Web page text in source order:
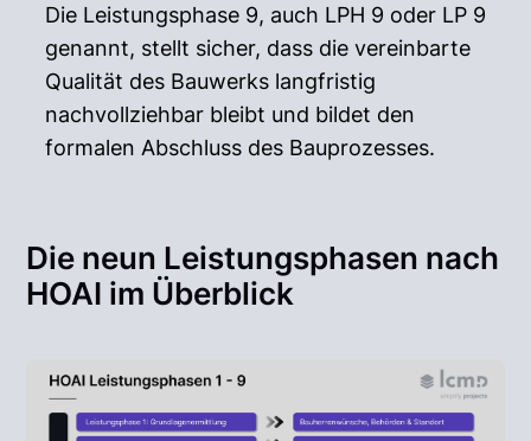
Die Leistungsphase 9, auch LPH 9 oder LP 9
genannt, stellt sicher, dass die vereinbarte
Qualität des Bauwerks langfristig
nachvollziehbar bleibt und bildet den
formalen Abschluss des Bauprozesses.
Die neun Leistungsphasen nach
HOAI im Überblick